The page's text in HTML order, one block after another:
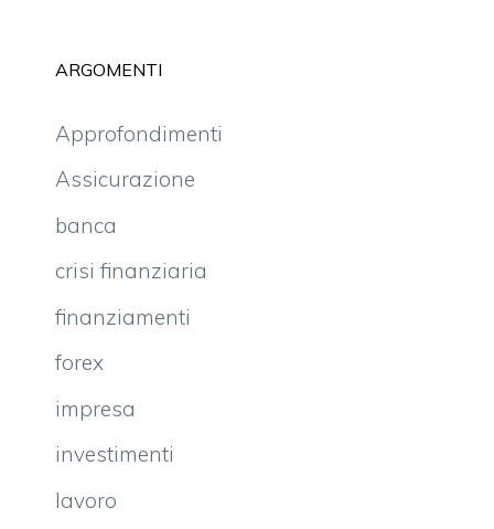
ARGOMENTI
Approfondimenti
Assicurazione
banca
crisi finanziaria
finanziamenti
forex
impresa
investimenti
lavoro